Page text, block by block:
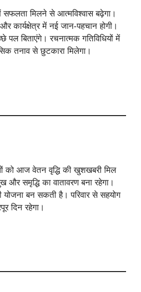
मिलने से आत्मविश्वास बढ़ेगा।
कार्यक्षेत्र में नई जान-पहचान होगी।
पल बिताएंगे। रचनात्मक गतिविधियों में
तनाव से छुटकारा मिलेगा।
को आज वेतन वृद्धि की खुशखबरी मिल
और समृद्धि का वातावरण बना रहेगा।
योजना बन सकती है। परिवार से सहयोग
दिन रहेगा।